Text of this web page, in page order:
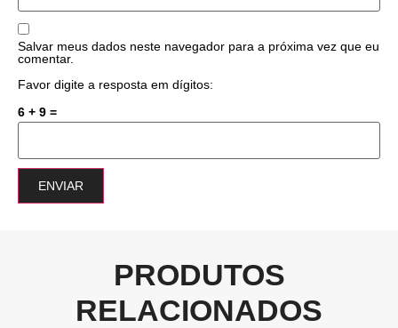
Salvar meus dados neste navegador para a próxima vez que eu
comentar.
Favor digite a resposta em dígitos:
6 + 9 =
PRODUTOS
RELACIONADOS